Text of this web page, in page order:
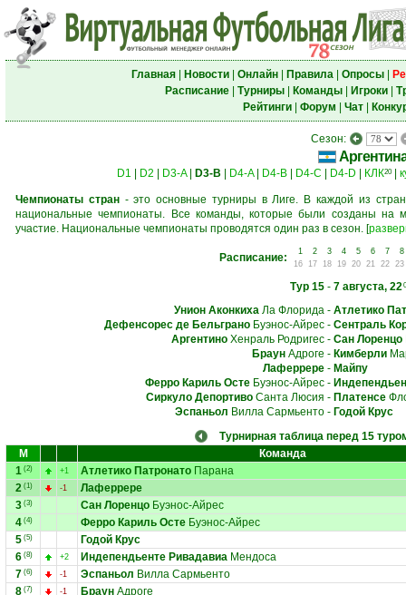
Главная| Новости| Онлайн| Правила| Опросы|
Расписание| Турниры| Команды| Игроки|
Рейтинги| Форум Чат|
Сезон:
D1 D2 D3-A| D3-B D4-A| D4-B D4-C D4-D КЛК20|
Чемпионаты стран- это основные турниры в Лиге. В каждой из
национальные чемпионаты. Все команды, которые были созданы на
участие. Национальные чемпионаты проводятся один раз в сезон. [
Расписание: 1 2 3 4 5 6 7
8
16
17 18 19 20 21 22 23
Тур 15- 7 августа, 22
Унион АконкихаЛа Флорида- Атлетико
Дефенсорес де БельграноБуэнос-Айрес- Сентраль
АргентиноХенраль Родригес- Сан Лоренцо
БраунАдроге - Кимберли
Лаферрере- Майпу
Ферро Кариль ОстеБуэнос-Айрес-
Сиркуло ДепортивоСанта Люсия - Платенсе
Эспаньол Вилла Сармьенто- Годой Крус
Турнирная таблица перед 15
М
Команда
1 (2) +1 Атлетико Патронато Парана
2 (1) -1
Лаферрере
3 (3) Сан Лоренцо Буэнос-Айрес
4 (4) Ферро Кариль Осте Буэнос-Айрес
5 (5)
Годой Крус
6 (8) +2 Индепендьенте Ривадавиа Мендоса
7 (6) -1 Эспаньол Вилла Сармьенто
8 (7) -1 Браун Адроге